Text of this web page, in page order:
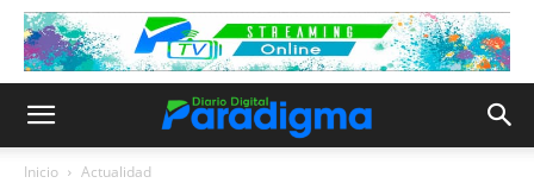
Inicio Actualidad